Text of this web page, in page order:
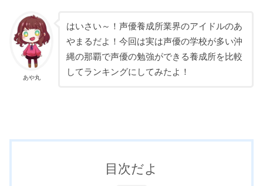
あや丸
はいさい～！声優養成所業界のアイドルのあ
やまるだよ！今回は実は声優の学校が多い沖
縄の那覇で声優の勉強ができる養成所を比較
してランキングにしてみたよ！
目次だよ